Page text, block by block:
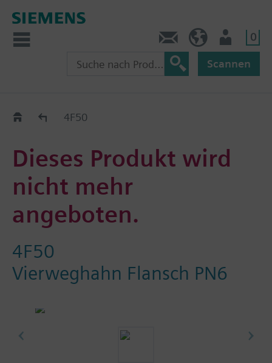
0
Scannen
Austauschhilfe
4F50
Dieses Produkt wird
nicht mehr
angeboten.
4F50
Vierweghahn Flansch PN6